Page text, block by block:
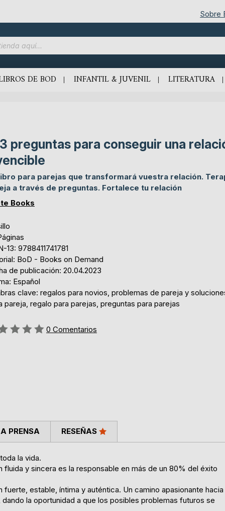
Sobre
DE BOD INFANTIL & JUVENIL LITERATURA
preguntas para conseguir una
para parejas que transformará vuestra relación.
a través de preguntas. Fortalece tu relación
Books
13: 9788411741781
BoD - Books on Demand
de publicación: 20.04.2023
Español
clave: regalos para novios, problemas de pareja y
pareja, regalo para parejas, preguntas para parejas
0 Comentarios
la vida.
y sincera es la responsable en más de un 80% del éxito
estable, íntima y auténtica. Un camino apasionante hacia
la oportunidad a que los posibles problemas futuros se
PRENSA RESEÑAS